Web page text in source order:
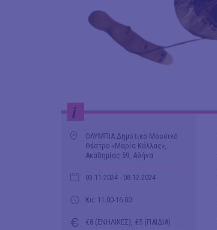
i
ΟΛΥΜΠΙΑ Δημοτικό Μουσικό
Θέατρο «Μαρία Κάλλας»,
Ακαδημίας 59, Αθήνα
03.11.2024 - 08.12.2024
Κυ: 11.00-16.00
€8 (ΕΝΗΛΙΚΕΣ), €5 (ΠΑΙΔΙΑ)